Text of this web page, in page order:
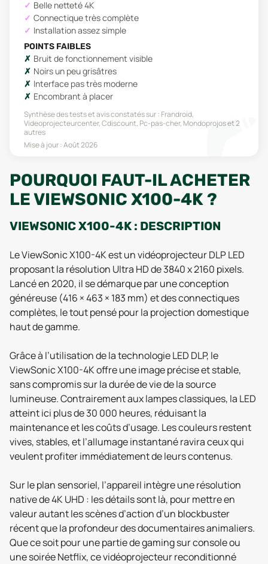
Belle netteté 4K
Connectique très complète
Installation assez simple
POINTS FAIBLES
Bruit de fonctionnement visible
Noirs un peu grisâtres
Interface pas très moderne
Encombrant à placer
Synthèse des tests et avis constatés sur : Frandroid,
Videoprojecteurcenter, Cdiscount, Pc-pas-cher, Mondoprojoset 2
autres
Mise à jour :Août 2026
POURQUOI FAUT-IL ACHETER
LE VIEWSONIC X100-4K ?
VIEWSONIC X100-4K : DESCRIPTION
Le ViewSonic X100-4K est un vidéoprojecteur DLP LED
proposant la résolution Ultra HD de 3840 x 2160 pixels.
Lancé en 2020, il se démarque par une conception
généreuse (416 × 463 × 183 mm) et des connectiques
complètes, le tout pensé pour la projection domestique
haut de gamme.
Grâce à l’utilisation de la technologie LED DLP, le
ViewSonic X100-4K offre une image précise et stable,
sans compromis sur la durée de vie de la source
lumineuse. Contrairement aux lampes classiques, la LED
atteint ici plus de 30 000 heures, réduisant la
maintenance et les coûts d’usage. Les couleurs restent
vives, stables, et l’allumage instantané ravira ceux qui
veulent profiter immédiatement de leurs contenus.
Sur le plan sensoriel, l’appareil intègre une résolution
native de 4K UHD : les détails sont là, pour mettre en
valeur autant les scènes d’action d’un blockbuster
récent que la profondeur des documentaires animaliers.
Que ce soit pour une partie de gaming sur console ou
une soirée Netflix, ce vidéoprojecteur reconditionné